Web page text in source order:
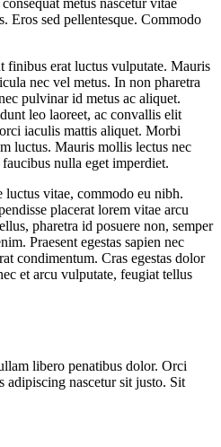
Eros sed pellentesque. Commodo
finibus erat luctus vulputate. Mauris
nec vel metus. In non pharetra
pulvinar id metus ac aliquet.
leo laoreet, ac convallis elit
iaculis mattis aliquet. Morbi
luctus. Mauris mollis lectus nec
nulla eget imperdiet.
vitae, commodo eu nibh.
placerat lorem vitae arcu
pharetra id posuere non, semper
Praesent egestas sapien nec
condimentum. Cras egestas dolor
et arcu vulputate, feugiat tellus
libero penatibus dolor. Orci
adipiscing nascetur sit justo. Sit